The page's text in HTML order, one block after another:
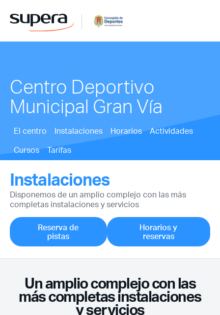
Centro Deportivo
Municipal Gran Vía
El centro Instalaciones Horarios
Actividades
Cursos
Tarifas
Instalaciones
Disponemos de un amplio complejo con las más
completas instalaciones y servicios
Reserva de
pistas
Horarios y
reservas
Un amplio complejo con las
más completas instalaciones
y servicios